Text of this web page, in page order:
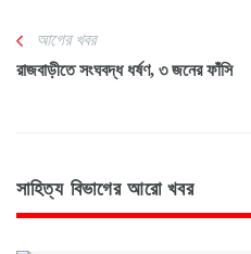
আগের খবর
রাজবাড়ীতে সংঘবদ্ধ ধর্ষণ, ৩ জনের ফাঁসি
সাহিত্য বিভাগের আরো খবর